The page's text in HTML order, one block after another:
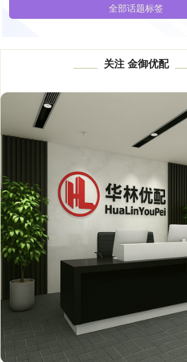
全部话题标签
关注 金御优配